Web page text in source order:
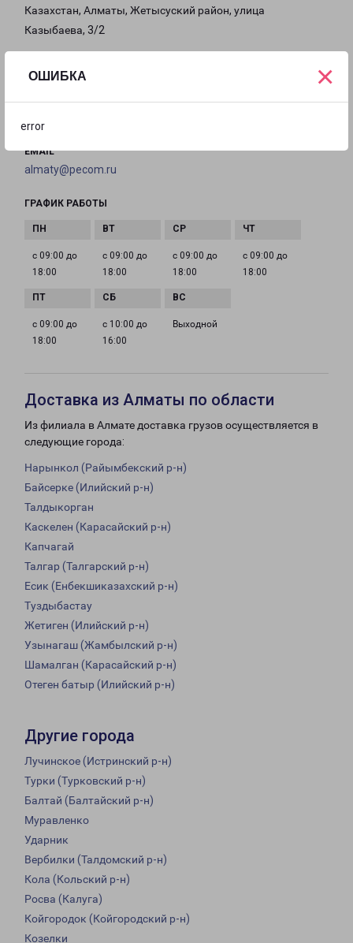
ОШИБКА
error
×
Казахстан, Алматы, Жетысуский район, улица
Казыбаева, 3/2
ТЕЛЕФОН
EMAIL
almaty@pecom.ru
ГРАФИК РАБОТЫ
с 09:00 до
18:00
с 09:00 до
18:00
с 09:00 до
18:00
с 09:00 до
18:00
с 09:00 до
18:00
с 10:00 до
16:00
Выходной
Доставка из Алматы по области
Из филиала в Алмате доставка грузов осуществляется в
следующие города:
Нарынкол (Райымбекский р-н)
Байсерке (Илийский р-н)
Талдыкорган
Каскелен (Карасайский р-н)
Капчагай
Талгар (Талгарский р-н)
Есик (Енбекшиказахский р-н)
Туздыбастау
Жетиген (Илийский р-н)
Узынагаш (Жамбылский р-н)
Шамалган (Карасайский р-н)
Отеген батыр (Илийский р-н)
Другие города
Лучинское (Истринский р-н)
Турки (Турковский р-н)
Балтай (Балтайский р-н)
Муравленко
Ударник
Вербилки (Талдомский р-н)
Кола (Кольский р-н)
Росва (Калуга)
Койгородок (Койгородский р-н)
Козелки